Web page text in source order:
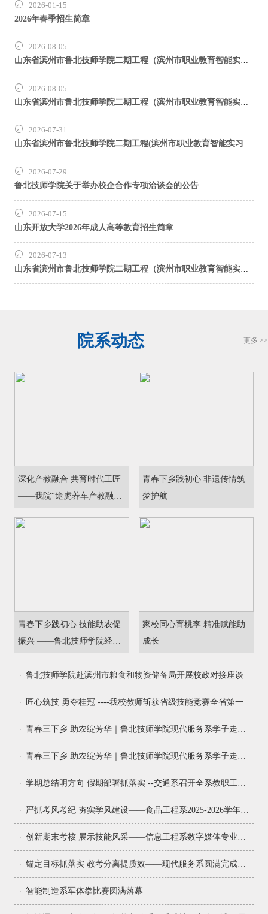
2026-01-15
2026年春季招生简章
2026-08-05
山东省滨州市鲁北技师学院二期工程（滨州市职业教育智能实习实训基地）实训设备采购项目-交通与车辆工程系实训设备、智能制造系实训设备结果公告（采购包2、3）
2026-08-05
山东省滨州市鲁北技师学院二期工程（滨州市职业教育智能实习实训基地）实训设备采购项目-交通与车辆工程系实训设备、智能制造系实训设备结果公告（采购包1）
2026-07-31
山东省滨州市鲁北技师学院二期工程(滨州市职业教育智能实习实训基地)公寓家具采购竞争性磋商公告
2026-07-29
鲁北技师学院关于举办校企合作专项洽谈会的公告
2026-07-15
山东开放大学2026年成人高等教育招生简章
2026-07-13
山东省滨州市鲁北技师学院二期工程（滨州市职业教育智能实习实训基地）实训设备采购项目-交通与车辆工程系实训设备、智能制造系实训设备公开招标招标公告
院系动态 更多 >>
深化产教融合 共育时代工匠
——我院“途虎养车产教融合
青春下乡践初心 非遗传情筑
梦护航
青春下乡践初心 技能助农促
振兴 ——鲁北技师学院经济
会实践活动
家校同心育桃李 精准赋能助
成长
鲁北技师学院赴滨州市粮食和物资储备局开展校政对接座谈
匠心筑技 勇夺桂冠 ----我校教师斩获省级技能竞赛全省第一
青春三下乡 助农绽芳华｜鲁北技师学院现代服务系学子走进蔬菜大棚助力乡村振兴
青春三下乡 助农绽芳华｜鲁北技师学院现代服务系学子走进蔬菜大棚助力乡村振兴
学期总结明方向 假期部署抓落实 --交通系召开全系教职工工作会议
严抓考风考纪 夯实学风建设——食品工程系2025-2026学年第二学期期末考试顺利开展
创新期末考核 展示技能风采——信息工程系数字媒体专业开展期末汇报展演活动
锚定目标抓落实 教考分离提质效——现代服务系圆满完成本学期教学质量达标考核工作
智能制造系军体拳比赛圆满落幕